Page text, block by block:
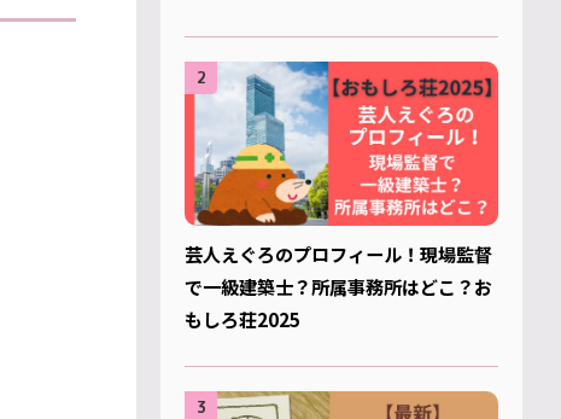
2
芸人えぐろのプロフィール！現場監督
で一級建築士？所属事務所はどこ？お
もしろ荘2025
3